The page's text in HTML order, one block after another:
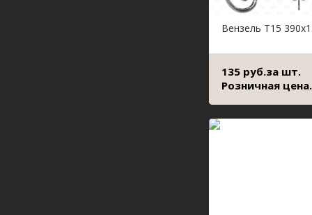
Вензель Т15
135 руб.за шт.
Розничная цена.